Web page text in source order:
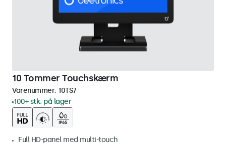
10 Tommer Touchskærm
Varenummer: 10TS7
100+ stk. på lager
Full HD-panel med multi-touch